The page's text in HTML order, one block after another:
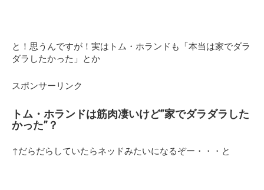
と！思うんですが！実はトム・ホランドも「本当は家でダラ
ダラしたかった」とか
スポンサーリンク
トム・ホランドは筋肉凄いけど”家でダラダラした
かった”？
↑だらだらしていたらネッドみたいになるぞー・・・と